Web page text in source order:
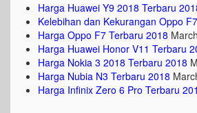
Harga Huawei Y9 2018 Terbaru
Kelebihan dan Kekurangan Oppo F7
Harga Oppo F7 Terbaru 2018
Harga Huawei Honor V11 Terbaru
Harga Nokia 3 2018 Terbaru 2018
Harga Nubia N3 Terbaru 2018
Harga Infinix Zero 6 Pro Terbaru